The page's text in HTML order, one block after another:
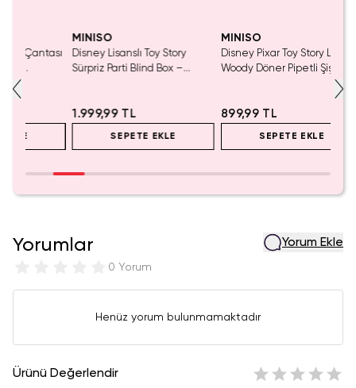
Disney Lisanslı Toy Story
Sürpriz Parti Blind Box –
1.999,99 TL
SEPETE EKLE
Disney Pixar Toy Story Lisanslı
Woody Döner Pipetli Şişe 590
899,99 TL
SEPETE EKLE
Disney
Blind
Yorumlar
0 Yorum
Yorum Ekle
Henüz yorum bulunmamaktadır
Ürünü Değerlendir